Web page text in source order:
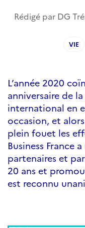
Rédigé par DG
VIE
L’année 2020
anniversaire de
international en
occasion, et
plein fouet les
Business France
partenaires et
20 ans et
est reconnu